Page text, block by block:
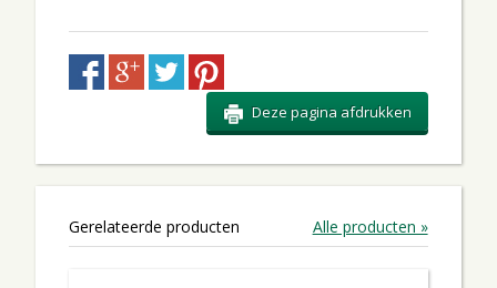
Deze pagina afdrukken
Gerelateerde producten Alle producten »